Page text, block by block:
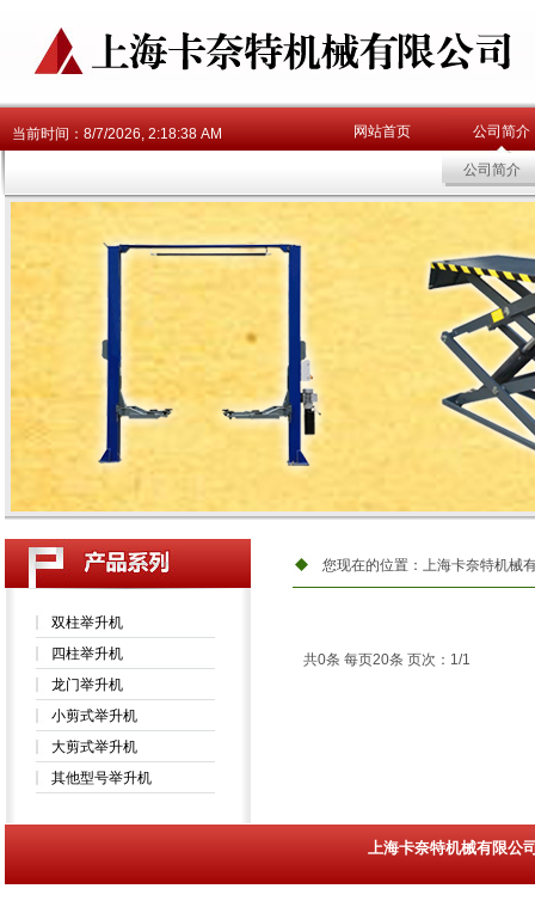
当前时间： 8/7/2026, 2:18:38 AM 网站首页 公司简介
公司简介
双柱举升机
四柱举升机
龙门举升机
小剪式举升机
大剪式举升机
其他型号举升机
共0条 每页20条 页次：1/1
您现在的位置： 上海卡奈特机械
新闻中心 |联系方式 |
上海卡奈特机械有限